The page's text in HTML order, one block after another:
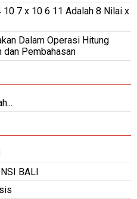
10 7 x 10 6 11 Adalah 8 Nilai x
Dalam Operasi Hitung
dan Pembahasan
BALI